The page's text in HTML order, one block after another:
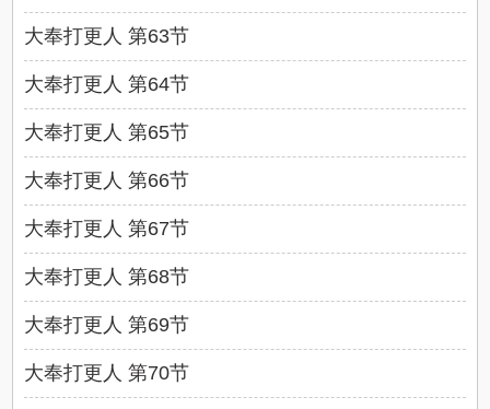
大奉打更人 第63节
大奉打更人 第64节
大奉打更人 第65节
大奉打更人 第66节
大奉打更人 第67节
大奉打更人 第68节
大奉打更人 第69节
大奉打更人 第70节